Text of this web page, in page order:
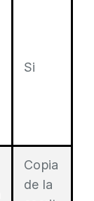
Si
Copia
de la